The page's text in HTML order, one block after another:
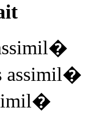
�
assimil�
�